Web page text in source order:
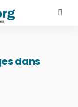
dans